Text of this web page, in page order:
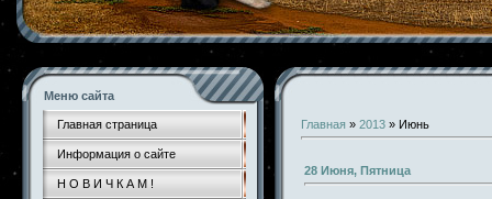
Меню сайта
Главная страница
Информация о сайте
Н О В И Ч К А М !
Главная » 2013 » Июнь
28 Июня, Пятница